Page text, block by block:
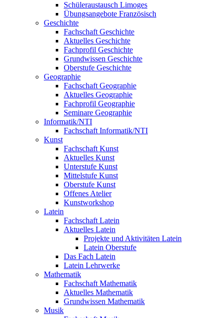
Schüleraustausch Limoges
Übungsangebote Französisch
Geschichte
Fachschaft Geschichte
Aktuelles Geschichte
Fachprofil Geschichte
Grundwissen Geschichte
Oberstufe Geschichte
Geographie
Fachschaft Geographie
Aktuelles Geographie
Fachprofil Geographie
Seminare Geographie
Informatik/NTI
Fachschaft Informatik/NTI
Kunst
Fachschaft Kunst
Aktuelles Kunst
Unterstufe Kunst
Mittelstufe Kunst
Oberstufe Kunst
Offenes Atelier
Kunstworkshop
Latein
Fachschaft Latein
Aktuelles Latein
Projekte und Aktivitäten Latein
Latein Oberstufe
Das Fach Latein
Latein Lehrwerke
Mathematik
Fachschaft Mathematik
Aktuelles Mathematik
Grundwissen Mathematik
Musik